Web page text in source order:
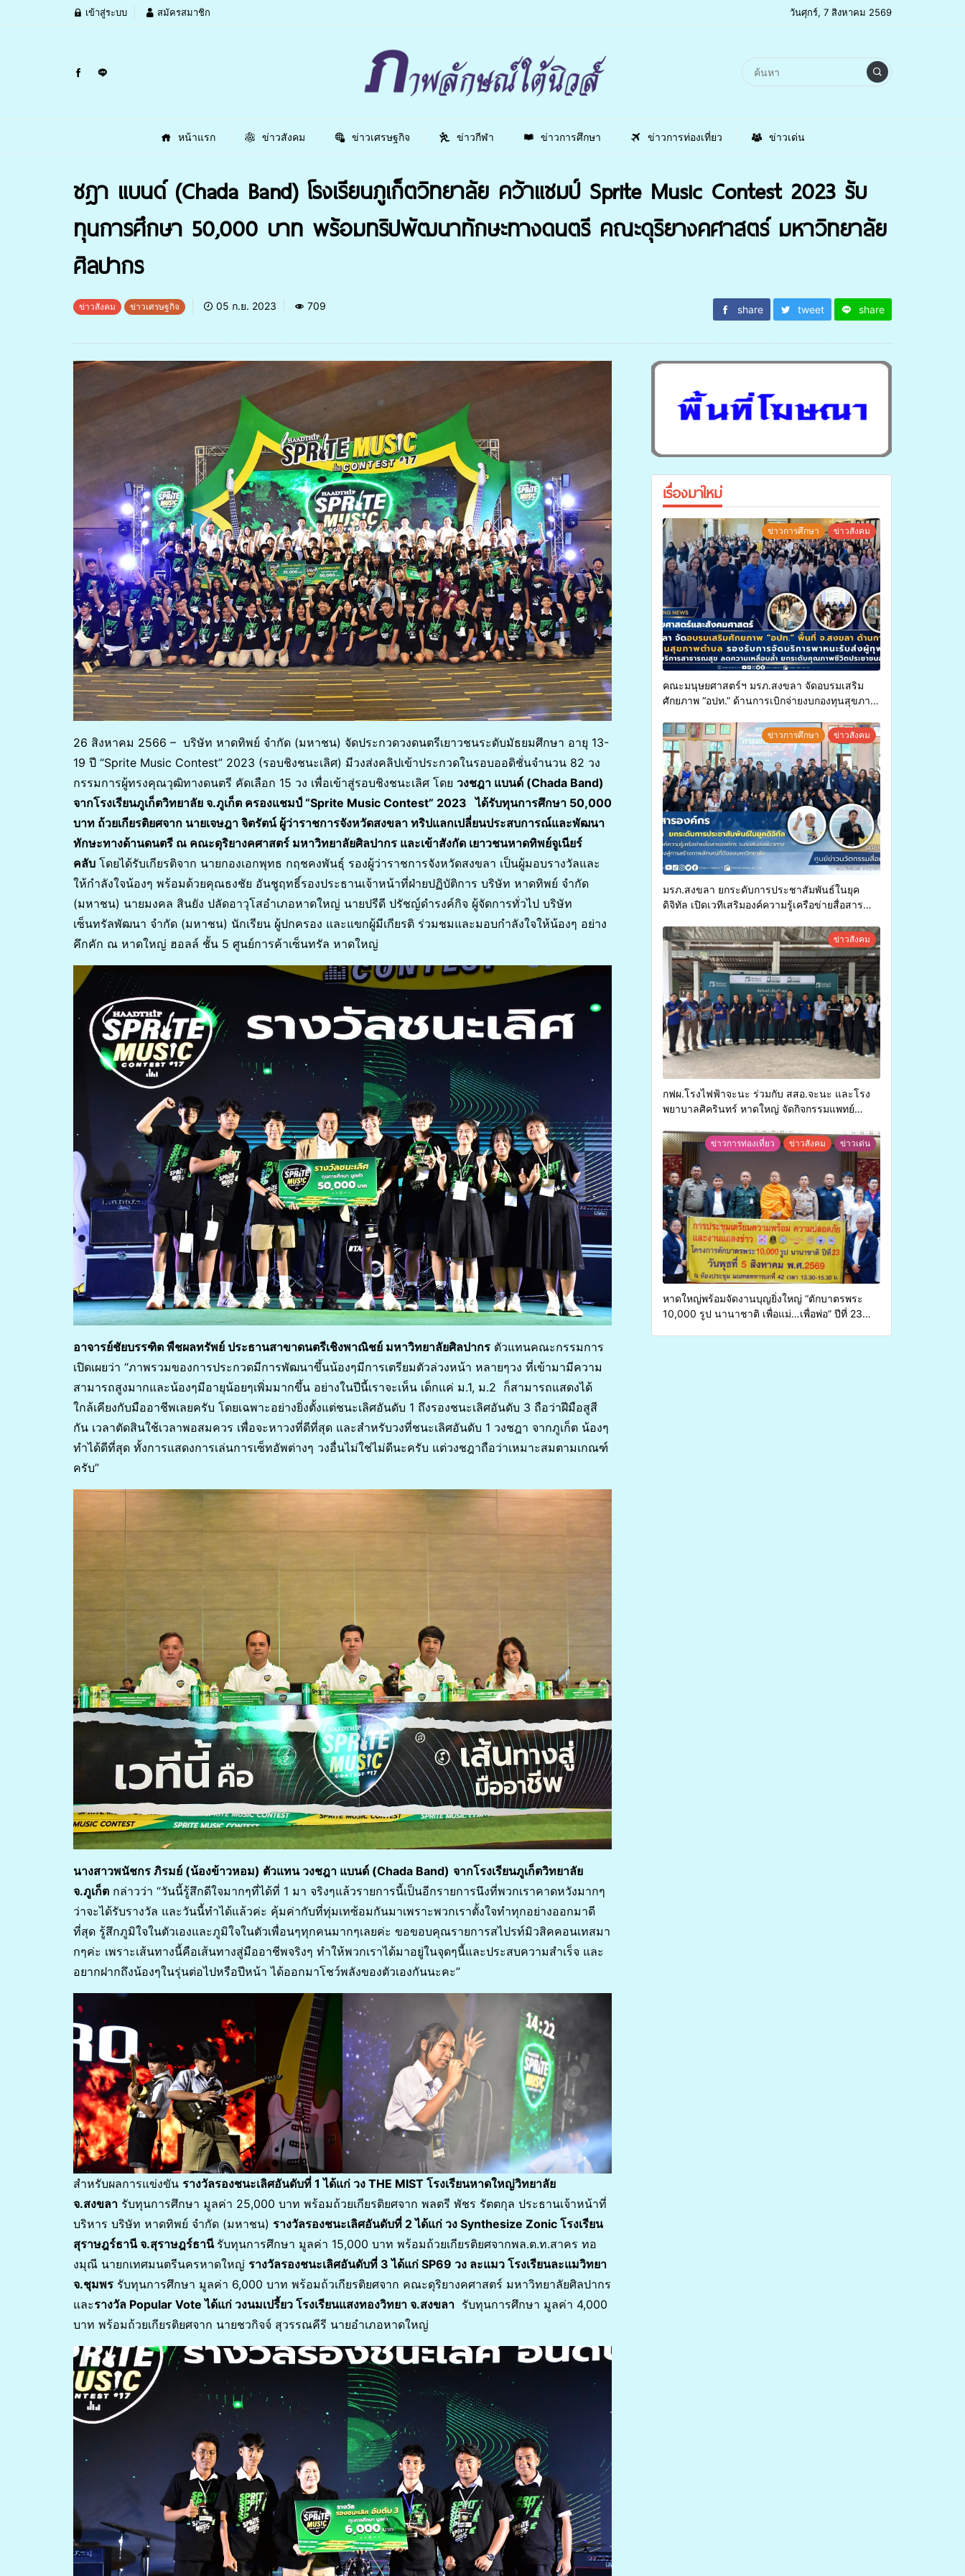
เข้าสู่ระบบ สมัครสมาชิก วันศุกร์, 7 สิงหาคม 2569
หน้าแรก ข่าวสังคม ข่าวเศรษฐกิจ ข่าวกีฬา ข่าวการศึกษา ข่าวการท่องเที่ยว ข่าวเด่น
ชฎา แบนด์ (Chada Band) โรงเรียนภูเก็ตวิทยาลัย คว้าแชมป์ Sprite Music Contest 2023 รับ
ทุนการศึกษา 50,000 บาท พร้อมทริปพัฒนาทักษะทางดนตรี คณะดุริยางคศาสตร์ มหาวิทยาลัย
ศิลปากร
ข่าวสังคม ข่าวเศรษฐกิจ 05 ก.ย. 2023 709 share tweet share
26 สิงหาคม 2566 – บริษัท หาดทิพย์ จำกัด (มหาชน) จัดประกวดวงดนตรีเยาวชนระดับมัธยมศึกษา อายุ 13-
19 ปี “Sprite Music Contest” 2023 (รอบชิงชนะเลิศ) มีวงส่งคลิปเข้าประกวดในรอบออดิชั่นจำนวน 82 วง
กรรมการผู้ทรงคุณวุฒิทางดนตรี คัดเลือก 15 วง เพื่อเข้าสู่รอบชิงชนะเลิศ โดย วงชฎา แบนด์ (Chada Band)
จากโรงเรียนภูเก็ตวิทยาลัย จ.ภูเก็ต ครองแชมป์ “Sprite Music Contest” 2023 ได้รับทุนการศึกษา 50,000
บาท ถ้วยเกียรติยศจาก นายเจษฎา จิตรัตน์ ผู้ว่าราชการจังหวัดสงขลา ทริปแลกเปลี่ยนประสบการณ์และพัฒนา
ทักษะทางด้านดนตรี ณ คณะดุริยางคศาสตร์ มหาวิทยาลัยศิลปากร และเข้าสังกัด เยาวชนหาดทิพย์จูเนียร์
คลับ โดยได้รับเกียรติจาก นายกองเอกพุทธ กฤชคงพันธุ์ รองผู้ว่าราชการจังหวัดสงขลา เป็นผู้มอบรางวัลและ
ให้กำลังใจน้องๆ พร้อมด้วยคุณธงชัย อันชูฤทธิ์รองประธานเจ้าหน้าที่ฝ่ายปฏิบัติการ บริษัท หาดทิพย์ จำกัด
(มหาชน) นายมงคล สินยัง ปลัดอาวุโสอำเภอหาดใหญ่ นายปรีดี ปรัชญ์ดำรงค์กิจ ผู้จัดการทั่วไป บริษัท
เซ็นทรัลพัฒนา จำกัด (มหาชน) นักเรียน ผู้ปกครอง และแขกผู้มีเกียรติ ร่วมชมและมอบกำลังใจให้น้องๆ อย่าง
คึกคัก ณ หาดใหญ่ ฮอลล์ ชั้น 5 ศูนย์การค้าเซ็นทรัล หาดใหญ่
อาจารย์ชัยบรรฑิต พืชผลทรัพย์ ประธานสาขาดนตรีเชิงพาณิชย์ มหาวิทยาลัยศิลปากร ตัวแทนคณะกรรมการ
เปิดเผยว่า “ภาพรวมของการประกวดมีการพัฒนาขึ้นน้องๆมีการเตรียมตัวล่วงหน้า หลายๆวง ที่เข้ามามีความ
สามารถสูงมากและน้องๆมีอายุน้อยๆเพิ่มมากขึ้น อย่างในปีนี้เราจะเห็น เด็กแค่ ม.1, ม.2 ก็สามารถแสดงได้
ใกล้เคียงกับมืออาชีพเลยครับ โดยเฉพาะอย่างยิ่งตั้งแต่ชนะเลิศอันดับ 1 ถึงรองชนะเลิศอันดับ 3 ถือว่าฝีมือสูสี
กัน เวลาตัดสินใช้เวลาพอสมควร เพื่อจะหาวงที่ดีที่สุด และสำหรับวงที่ชนะเลิศอันดับ 1 วงชฎา จากภูเก็ต น้องๆ
ทำได้ดีที่สุด ทั้งการแสดงการเล่นการเซ็ทอัพต่างๆ วงอื่นไม่ใช่ไม่ดีนะครับ แต่วงชฎาถือว่าเหมาะสมตามเกณฑ์
ครับ”
นางสาวพนัชกร ภิรมย์ (น้องข้าวหอม) ตัวแทน วงชฎา แบนด์ (Chada Band) จากโรงเรียนภูเก็ตวิทยาลัย
จ.ภูเก็ต กล่าวว่า “วันนี้รู้สึกดีใจมากๆที่ได้ที่ 1 มา จริงๆแล้วรายการนี้เป็นอีกรายการนึงที่พวกเราคาดหวังมากๆ
ว่าจะได้รับรางวัล และวันนี้ทำได้แล้วค่ะ คุ้มค่ากับที่ทุ่มเทซ้อมกันมาเพราะพวกเราตั้งใจทำทุกอย่างออกมาดี
ที่สุด รู้สึกภูมิใจในตัวเองและภูมิใจในตัวเพื่อนๆทุกคนมากๆเลยค่ะ ขอขอบคุณรายการสไปรท์มิวสิคคอนเทสมา
กๆค่ะ เพราะเส้นทางนี้คือเส้นทางสู่มืออาชีพจริงๆ ทำให้พวกเราได้มาอยู่ในจุดๆนี้และประสบความสำเร็จ และ
อยากฝากถึงน้องๆในรุ่นต่อไปหรือปีหน้า ได้ออกมาโชว์พลังของตัวเองกันนะคะ”
สำหรับผลการแข่งขัน รางวัลรองชนะเลิศอันดับที่ 1 ได้แก่ วง THE MIST โรงเรียนหาดใหญ่วิทยาลัย
จ.สงขลา รับทุนการศึกษา มูลค่า 25,000 บาท พร้อมถ้วยเกียรติยศจาก พลตรี พัชร รัตตกุล ประธานเจ้าหน้าที่
บริหาร บริษัท หาดทิพย์ จำกัด (มหาชน) รางวัลรองชนะเลิศอันดับที่ 2 ได้แก่ วง Synthesize Zonic โรงเรียน
สุราษฎร์ธานี จ.สุราษฎร์ธานี รับทุนการศึกษา มูลค่า 15,000 บาท พร้อมถ้วยเกียรติยศจากพล.ต.ท.สาคร ทอ
งมุณี นายกเทศมนตรีนครหาดใหญ่ รางวัลรองชนะเลิศอันดับที่ 3 ได้แก่ SP69 วง ละแมว โรงเรียนละแมวิทยา
จ.ชุมพร รับทุนการศึกษา มูลค่า 6,000 บาท พร้อมถ้วเกียรติยศจาก คณะดุริยางคศาสตร์ มหาวิทยาลัยศิลปากร
และรางวัล Popular Vote ได้แก่ วงนมเปรี้ยว โรงเรียนแสงทองวิทยา จ.สงขลา รับทุนการศึกษา มูลค่า 4,000
บาท พร้อมถ้วยเกียรติยศจาก นายชวกิจจ์ สุวรรณคีรี นายอำเภอหาดใหญ่
เรื่องมาใหม่
ข่าวการศึกษา ข่าวสังคม
คณะมนุษยศาสตร์ฯ มรภ.สงขลา จัดอบรมเสริม
ศักยภาพ “อปท.” ด้านการเบิกจ่ายงบกองทุนสุขภาพ
ทุพพลภาพเพื่อเข้ารับบริการสาธารณสุข ลดความ
เหลื่อมล้ำ ยกระดับคุณภาพชีวิตประชาชนอย่าง
ยั่งยืน
ข่าวการศึกษา ข่าวสังคม
มรภ.สงขลา ยกระดับการประชาสัมพันธ์ในยุค
ดิจิทัล เปิดเวทีเสริมองค์ความรู้เครือข่ายสื่อสาร
การสร้างภาพลักษณ์ที่ดีของมหาวิทยาลัยข่าวสังคม
กฟผ.โรงไฟฟ้าจะนะ ร่วมกับ สสอ.จะนะ และโรง
พยาบาลศิครินทร์ หาดใหญ่ จัดกิจกรรมแพทย์
ข่าวการท่องเที่ยว ข่าวสังคม ข่าวเด่น
หาดใหญ่พร้อมจัดงานบุญยิ่งใหญ่ “ตักบาตรพระ
10,000 รูป นานาชาติ เพื่อแม่…เพื่อพ่อ” ปีที่ 23